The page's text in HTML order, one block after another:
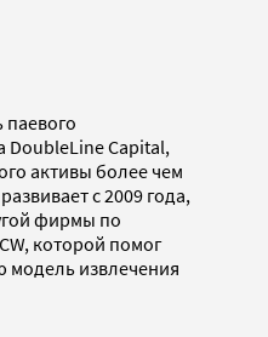
паевого
DoubleLine Capital,
активы более чем
с 2009 года,
фирмы по
которой помог
модель извлечения